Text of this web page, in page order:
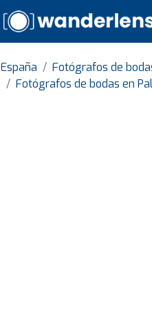
España Fotógrafos de
Fotógrafos de bodas en